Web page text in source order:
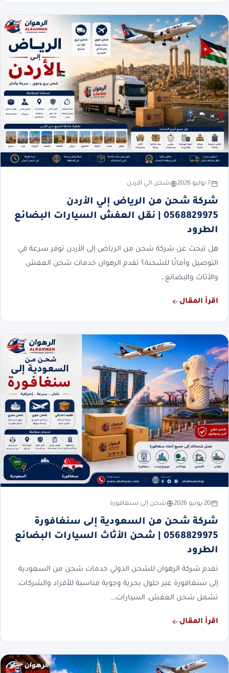
7 يوليو 2026 شحن الي الاردن
شركة شحن من الرياض إلي الأردن
0568829975 | نقل العفش السيارات البضائع
الطرود
هل تبحث عن شركة شحن من الرياض إلى الأردن توفر سرعة في
التوصيل وأمانًا للشحنة؟ تقدم الرهوان خدمات شحن العفش
والأثاث والبضائع…
اقرأ المقال
20 يونيو 2026 شحن إلى سنغافورة
شركة شحن من السعودية إلى سنغافورة
0568829975 | شحن الأثاث السيارات البضائع
الطرود
تقدم شركة الرهوان للشحن الدولي خدمات شحن من السعودية
إلى سنغافورة عبر حلول بحرية وجوية مناسبة للأفراد والشركات،
تشمل شحن العفش، السيارات،…
اقرأ المقال